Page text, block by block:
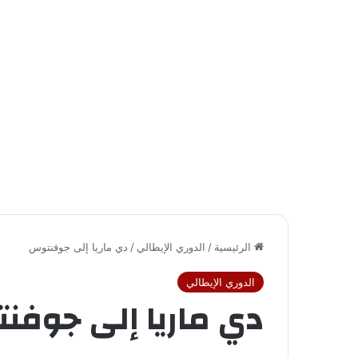
الرئيسية / الدوري الإيطالي / دي ماريا إلى جوفنتوس
الدوري الإيطالي
دي ماريا إلى